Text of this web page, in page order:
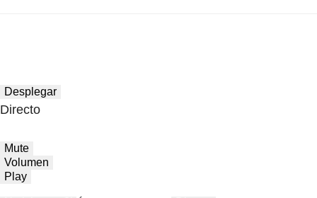
Desplegar
Directo
Mute
Volumen
Play